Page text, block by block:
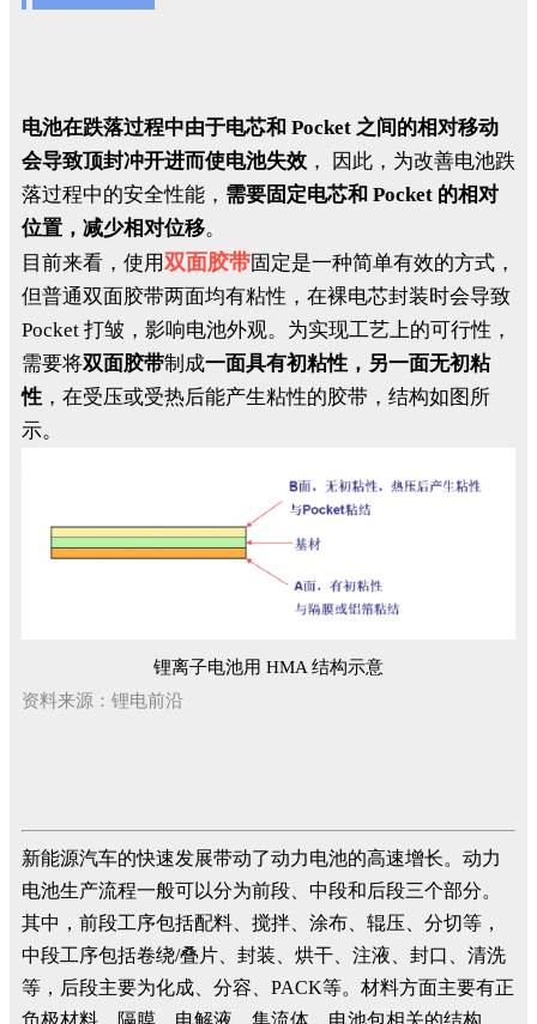
电池在跌落过程中由于电芯和 Pocket 之间的相对移动
会导致顶封冲开进而使电池失效 ， 因此，为改善电池跌
落过程中的安全性能， 需要固定电芯和 Pocket 的相对
位置，减少相对位移。
目前来看，使用双面胶带固定是一种简单有效的方式，
但普通双面胶带两面均有粘性，在裸电芯封装时会导致
Pocket 打皱，影响电池外观。为实现工艺上的可行性，
需要将双面胶带制成一面具有初粘性，另一面无初粘
性 ，在受压或受热后能产生粘性的胶带，结构如图所
示。
锂离子电池用 HMA 结构示意
资料来源：锂电前沿
新能源汽车的快速发展带动了动力电池的高速增长。动力
电池生产流程一般可以分为前段、中段和后段三个部分。
其中，前段工序包括配料、搅拌、涂布、辊压、分切等，
中段工序包括卷绕/叠片、封装、烘干、注液、封口、清洗
等，后段主要为化成、分容、PACK等。材料方面主要有正